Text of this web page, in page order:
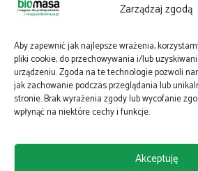
Zarządzaj zgodą
Aby zapewnić jak najlepsze wrażenia,
pliki cookie, do przechowywania i/lub
urządzeniu. Zgoda na te technologie pozwoli
jak zachowanie podczas przeglądania lub
stronie. Brak wyrażenia zgody lub wycofanie
wpłynąć na niektóre cechy i funkcje.
Akceptuję
WSPÓŁPRACA
PRENUMERATA
NEWSLETTER
MAPY
E-WYDANIE